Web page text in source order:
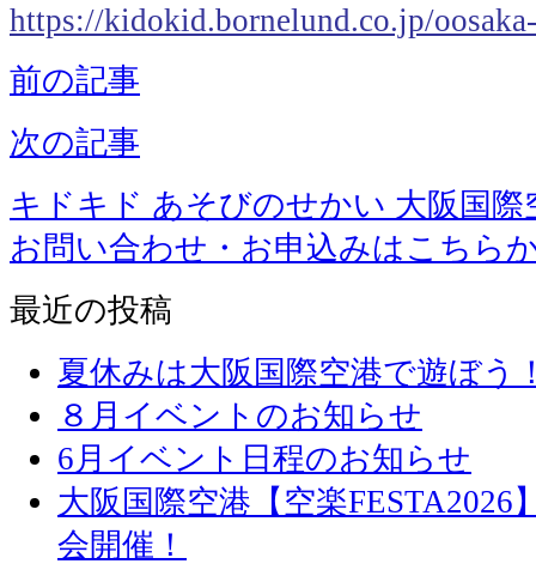
https://kidokid.bornelund.co.jp/
前の記事
次の記事
キドキド あそびのせかい 大阪国際
お問い合わせ・お申込みはこちら
最近の投稿
夏休みは大阪国際空港で遊ぼう
８月イベントのお知らせ
6月イベント日程のお知らせ
大阪国際空港【空楽
会開催！